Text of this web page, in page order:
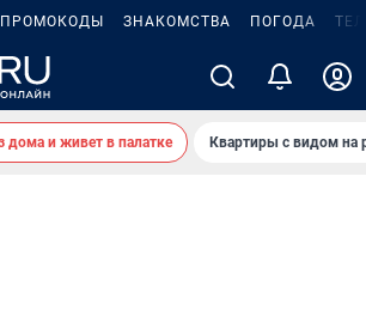
ПРОМОКОДЫ ЗНАКОМСТВА ПОГОДА
дома и живет в палатке Квартиры с видом на